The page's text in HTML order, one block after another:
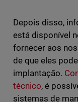
Depois disso,
está disponível
fornecer aos
de que eles
implantação.
técnico, é
sistemas de